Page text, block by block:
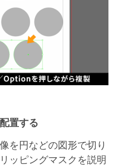
置する
を円などの図形で切り
ッピングマスクを説明